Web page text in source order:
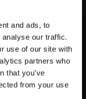
and ads, to
our traffic.
use of our site with
partners who
that you’ve
from your use
MAY CRY 5 Ori
Devil Trigge
Remix）